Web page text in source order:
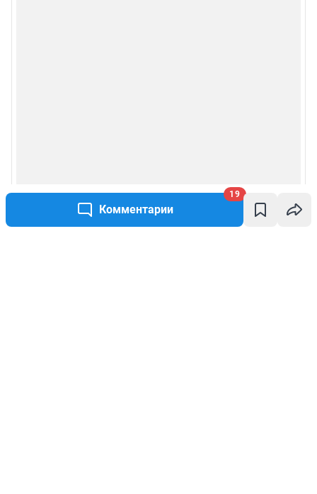
Комментарии
19